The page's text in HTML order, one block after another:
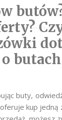
buty,
kup